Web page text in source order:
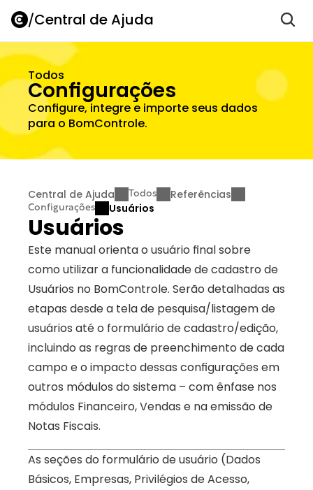
/Central de Ajuda
Todos
Configurações
Configure, integre e importe seus dados
para o BomControle.
Central de Ajuda Todos Referências
Configurações Usuários
Usuários
Este manual orienta o usuário final sobre
como utilizar a funcionalidade de cadastro de
Usuários no BomControle. Serão detalhadas as
etapas desde a tela de pesquisa/listagem de
usuários até o formulário de cadastro/edição,
incluindo as regras de preenchimento de cada
campo e o impacto dessas configurações em
outros módulos do sistema – com ênfase nos
módulos Financeiro, Vendas e na emissão de
Notas Fiscais.
As seções do formulário de usuário (Dados
Básicos, Empresas, Privilégios de Acesso,